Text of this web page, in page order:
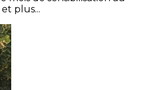
plus...